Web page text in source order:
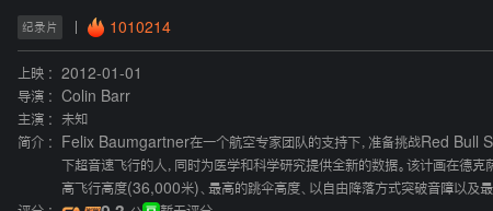
纪录片 1010214
上映 :
2012-01-01
导演 :
Colin Barr
主演 :
未知
简介 :
Felix Baumgartner在一个航空专家团队的支持下，准备挑战Red Bull
下超音速飞行的人，同时为医学和科学研究提供全新的数据。该计画在
高飞行高度(36,000米)、最高的跳伞高度、以自由降落方式突破音障以及